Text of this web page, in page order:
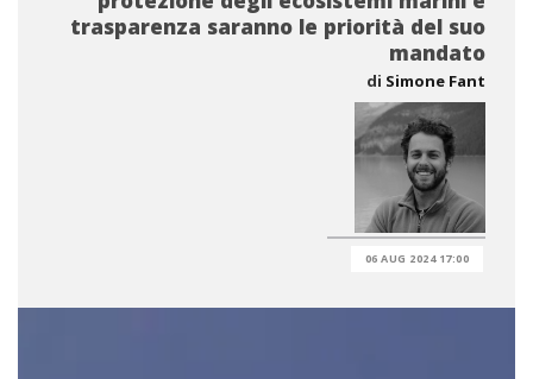
trasparenza saranno le priorità del suo
mandato
di Simone Fant
06 AUG 2024 17:00